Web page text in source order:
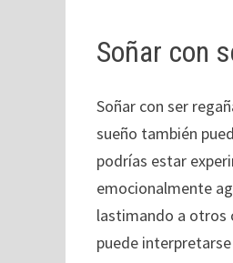
Soñar con
Soñar con ser
sueño también
podrías estar
emocionalmente
lastimando a otros
puede